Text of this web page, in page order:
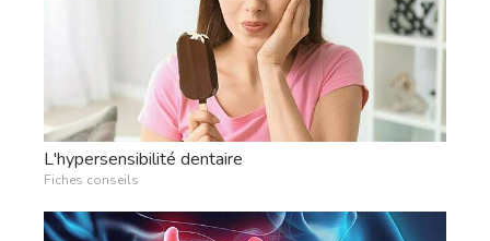
L'hypersensibilité dentaire
Fiches conseils